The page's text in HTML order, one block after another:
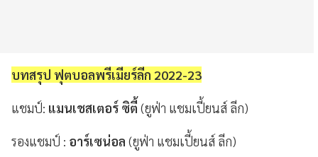
บทสรุป ฟุตบอลพรีเมียร์ลีก 2022-23
แชมป์: แมนเชสเตอร์ ซิตี้ (ยูฟ่า แชมเปี้ยนส์ ลีก)
รองแชมป์ : อาร์เซน่อล (ยูฟ่า แชมเปี้ยนส์ ลีก)